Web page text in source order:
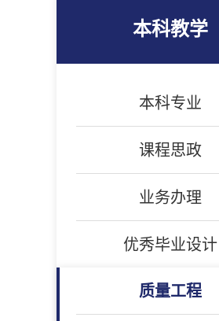
本科教学
本科专业
课程思政
业务办理
优秀毕业设计
质量工程